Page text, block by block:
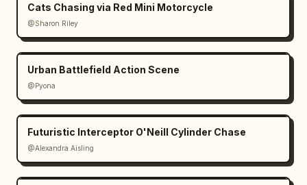
Cats Chasing via Red Mini Motorcycle
@Sharon Riley
Urban Battlefield Action Scene
@Pyona
Futuristic Interceptor O'Neill Cylinder Chase
@Alexandra Aisling